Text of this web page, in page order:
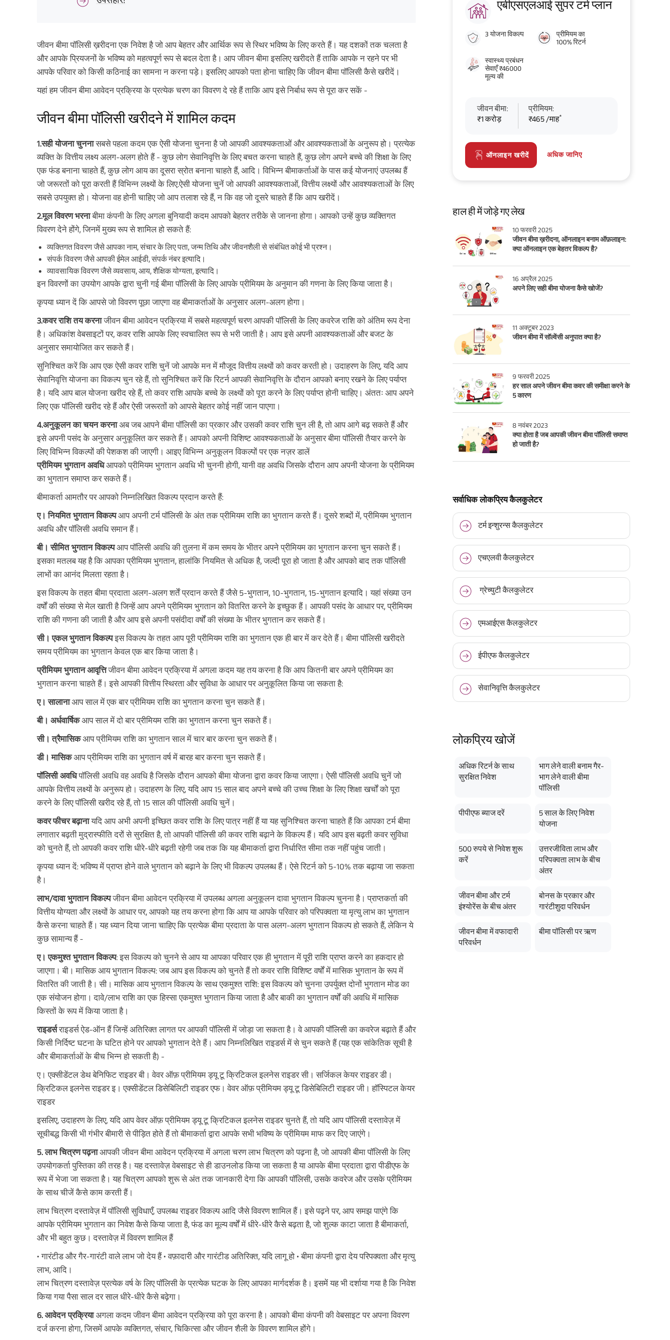
जीवन बीमा पॉलिसी ख़रीदना एक निवेश है जो आप बेहतर और आर्थिक रूप से स्थिर भविष्य के लिए करते हैं। यह दशकों तक चलता है
और आपके प्रियजनों के भविष्य को महत्वपूर्ण रूप से बदल देता है। आप जीवन बीमा इसलिए खरीदते हैं ताकि आपके न रहने पर भी
आपके परिवार को किसी कठिनाई का सामना न करना पड़े। इसलिए आपको पता होना चाहिए कि जीवन बीमा पॉलिसी कैसे खरीदें।
यहां हम जीवन बीमा आवेदन प्रक्रिया के प्रत्येक चरण का विवरण दे रहे हैं ताकि आप इसे निर्बाध रूप से पूरा कर सकें -
जीवन बीमा पॉलिसी खरीदने में शामिल कदम
1.सही योजना चुननासबसे पहला कदम एक ऐसी योजना चुनना है जो आपकी आवश्यकताओं और आवश्यकताओं के अनुरूप हो। प्रत्येक
व्यक्ति के वित्तीय लक्ष्य अलग-अलग होते हैं - कुछ लोग सेवानिवृत्ति के लिए बचत करना चाहते हैं, कुछ लोग अपने बच्चे की शिक्षा के लिए
एक फंड बनाना चाहते हैं, कुछ लोग आय का दूसरा स्रोत बनाना चाहते हैं, आदि। विभिन्न बीमाकर्ताओं के पास कई योजनाएं उपलब्ध हैं
जो जरूरतों को पूरा करती हैं विभिन्न लक्ष्यों के लिए.ऐसी योजना चुनें जो आपकी आवश्यकताओं, वित्तीय लक्ष्यों और आवश्यकताओं के लिए
सबसे उपयुक्त हो। योजना वह होनी चाहिए जो आप तलाश रहे हैं, न कि वह जो दूसरे चाहते हैं कि आप खरीदें।
2.मूल विवरण भरनाबीमा कंपनी के लिए अगला बुनियादी कदम आपको बेहतर तरीके से जानना होगा। आपको उन्हें कुछ व्यक्तिगत
विवरण देने होंगे, जिनमें मुख्य रूप से शामिल हो सकते हैं:
व्यक्तिगत विवरण जैसे आपका नाम, संचार के लिए पता, जन्म तिथि और जीवनशैली से संबंधित कोई भी प्रश्न।
संपर्क विवरण जैसे आपकी ईमेल आईडी, संपर्क नंबर इत्यादि।
व्यावसायिक विवरण जैसे व्यवसाय, आय, शैक्षिक योग्यता, इत्यादि।
इन विवरणों का उपयोग आपके द्वारा चुनी गई बीमा पॉलिसी के लिए आपके प्रीमियम के अनुमान की गणना के लिए किया जाता है।
कृपया ध्यान दें कि आपसे जो विवरण पूछा जाएगा वह बीमाकर्ताओं के अनुसार अलग-अलग होगा।
3.कवर राशि तय करनाजीवन बीमा आवेदन प्रक्रिया में सबसे महत्वपूर्ण चरण आपकी पॉलिसी के लिए कवरेज राशि को अंतिम रूप देना
है। अधिकांश वेबसाइटों पर, कवर राशि आपके लिए स्वचालित रूप से भरी जाती है। आप इसे अपनी आवश्यकताओं और बजट के
अनुसार समायोजित कर सकते हैं।
सुनिश्चित करें कि आप एक ऐसी कवर राशि चुनें जो आपके मन में मौजूद वित्तीय लक्ष्यों को कवर करती हो। उदाहरण के लिए, यदि आप
सेवानिवृत्ति योजना का विकल्प चुन रहे हैं, तो सुनिश्चित करें कि रिटर्न आपकी सेवानिवृत्ति के दौरान आपको बनाए रखने के लिए पर्याप्त
है। यदि आप बाल योजना खरीद रहे हैं, तो कवर राशि आपके बच्चे के लक्ष्यों को पूरा करने के लिए पर्याप्त होनी चाहिए। अंततः आप अपने
लिए एक पॉलिसी खरीद रहे हैं और ऐसी जरूरतों को आपसे बेहतर कोई नहीं जान पाएगा।
4.अनुकूलन का चयन करनाअब जब आपने बीमा पॉलिसी का प्रकार और उसकी कवर राशि चुन ली है, तो आप आगे बढ़ सकते हैं और
इसे अपनी पसंद के अनुसार अनुकूलित कर सकते हैं। आपको अपनी विशिष्ट आवश्यकताओं के अनुसार बीमा पॉलिसी तैयार करने के
लिए विभिन्न विकल्पों की पेशकश की जाएगी। आइए विभिन्न अनुकूलन विकल्पों पर एक नज़र डालें
प्रीमियम भुगतान अवधिआपको प्रीमियम भुगतान अवधि भी चुननी होगी, यानी वह अवधि जिसके दौरान आप अपनी योजना के प्रीमियम
का भुगतान समाप्त कर सकते हैं।
बीमाकर्ता आमतौर पर आपको निम्नलिखित विकल्प प्रदान करते हैं:
ए। नियमित भुगतान विकल्पआप अपनी टर्म पॉलिसी के अंत तक प्रीमियम राशि का भुगतान करते हैं। दूसरे शब्दों में, प्रीमियम भुगतान
अवधि और पॉलिसी अवधि समान हैं।
बी। सीमित भुगतान विकल्पआप पॉलिसी अवधि की तुलना में कम समय के भीतर अपने प्रीमियम का भुगतान करना चुन सकते हैं।
इसका मतलब यह है कि आपका प्रीमियम भुगतान, हालांकि नियमित से अधिक है, जल्दी पूरा हो जाता है और आपको बाद तक पॉलिसी
लाभों का आनंद मिलता रहता है।
इस विकल्प के तहत बीमा प्रदाता अलग-अलग शर्तें प्रदान करते हैं जैसे 5-भुगतान, 10-भुगतान, 15-भुगतान इत्यादि। यहां संख्या उन
वर्षों की संख्या से मेल खाती है जिन्हें आप अपने प्रीमियम भुगतान को वितरित करने के इच्छुक हैं। आपकी पसंद के आधार पर, प्रीमियम
राशि की गणना की जाती है और आप इसे अपनी पसंदीदा वर्षों की संख्या के भीतर भुगतान कर सकते हैं।
सी। एकल भुगतान विकल्पइस विकल्प के तहत आप पूरी प्रीमियम राशि का भुगतान एक ही बार में कर देते हैं। बीमा पॉलिसी खरीदते
समय प्रीमियम का भुगतान केवल एक बार किया जाता है।
प्रीमियम भुगतान आवृत्तिजीवन बीमा आवेदन प्रक्रिया में अगला कदम यह तय करना है कि आप कितनी बार अपने प्रीमियम का
भुगतान करना चाहते हैं। इसे आपकी वित्तीय स्थिरता और सुविधा के आधार पर अनुकूलित किया जा सकता है:
ए। सालानाआप साल में एक बार प्रीमियम राशि का भुगतान करना चुन सकते हैं।
बी। अर्धवार्षिकआप साल में दो बार प्रीमियम राशि का भुगतान करना चुन सकते हैं।
सी। त्रैमासिकआप प्रीमियम राशि का भुगतान साल में चार बार करना चुन सकते हैं।
डी। मासिकआप प्रीमियम राशि का भुगतान वर्ष में बारह बार करना चुन सकते हैं।
पॉलिसी अवधिपॉलिसी अवधि वह अवधि है जिसके दौरान आपको बीमा योजना द्वारा कवर किया जाएगा। ऐसी पॉलिसी अवधि चुनें जो
आपके वित्तीय लक्ष्यों के अनुरूप हो। उदाहरण के लिए, यदि आप 15 साल बाद अपने बच्चे की उच्च शिक्षा के लिए शिक्षा खर्चों को पूरा
करने के लिए पॉलिसी खरीद रहे हैं, तो 15 साल की पॉलिसी अवधि चुनें।
कवर फीचर बढ़ानायदि आप अभी अपनी इच्छित कवर राशि के लिए पात्र नहीं हैं या यह सुनिश्चित करना चाहते हैं कि आपका टर्म बीमा
लगातार बढ़ती मुद्रास्फीति दरों से सुरक्षित है, तो आपकी पॉलिसी की कवर राशि बढ़ाने के विकल्प हैं। यदि आप इस बढ़ती कवर सुविधा
को चुनते हैं, तो आपकी कवर राशि धीरे-धीरे बढ़ती रहेगी जब तक कि यह बीमाकर्ता द्वारा निर्धारित सीमा तक नहीं पहुंच जाती।
कृपया ध्यान दें: भविष्य में प्राप्त होने वाले भुगतान को बढ़ाने के लिए भी विकल्प उपलब्ध हैं। ऐसे रिटर्न को 5-10% तक बढ़ाया जा सकता
है।
लाभ/दावा भुगतान विकल्पजीवन बीमा आवेदन प्रक्रिया में उपलब्ध अगला अनुकूलन दावा भुगतान विकल्प चुनना है। प्राप्तकर्ता की
वित्तीय योग्यता और लक्ष्यों के आधार पर, आपको यह तय करना होगा कि आप या आपके परिवार को परिपक्वता या मृत्यु लाभ का भुगतान
कैसे करना चाहते हैं। यह ध्यान दिया जाना चाहिए कि प्रत्येक बीमा प्रदाता के पास अलग-अलग भुगतान विकल्प हो सकते हैं, लेकिन ये
कुछ सामान्य हैं -
ए। एकमुश्त भुगतान विकल्प: इस विकल्प को चुनने से आप या आपका परिवार एक ही भुगतान में पूरी राशि प्राप्त करने का हकदार हो
जाएगा। बी। मासिक आय भुगतान विकल्प: जब आप इस विकल्प को चुनते हैं तो कवर राशि विशिष्ट वर्षों में मासिक भुगतान के रूप में
वितरित की जाती है। सी। मासिक आय भुगतान विकल्प के साथ एकमुश्त राशि: इस विकल्प को चुनना उपर्युक्त दोनों भुगतान मोड का
एक संयोजन होगा। दावे/लाभ राशि का एक हिस्सा एकमुश्त भुगतान किया जाता है और बाकी का भुगतान वर्षों की अवधि में मासिक
किस्तों के रूप में किया जाता है।
राइडर्सराइडर्स ऐड-ऑन हैं जिन्हें अतिरिक्त लागत पर आपकी पॉलिसी में जोड़ा जा सकता है। वे आपकी पॉलिसी का कवरेज बढ़ाते हैं और
किसी निर्दिष्ट घटना के घटित होने पर आपको भुगतान देते हैं। आप निम्नलिखित राइडर्स में से चुन सकते हैं (यह एक सांकेतिक सूची है
और बीमाकर्ताओं के बीच भिन्न हो सकती है) -
ए। एक्सीडेंटल डेथ बेनिफिट राइडर बी। वेवर ऑफ़ प्रीमियम ड्यू टू क्रिटिकल इलनेस राइडर सी। सर्जिकल केयर राइडर डी।
क्रिटिकल इलनेस राइडर इ। एक्सीडेंटल डिसेबिलिटी राइडर एफ। वेवर ऑफ़ प्रीमियम ड्यू टू डिसेबिलिटी राइडर जी। हॉस्पिटल केयर
राइडर
इसलिए, उदाहरण के लिए, यदि आप वेवर ऑफ़ प्रीमियम ड्यू टू क्रिटिकल इलनेस राइडर चुनते हैं, तो यदि आप पॉलिसी दस्तावेज़ में
सूचीबद्ध किसी भी गंभीर बीमारी से पीड़ित होते हैं तो बीमाकर्ता द्वारा आपके सभी भविष्य के प्रीमियम माफ कर दिए जाएंगे।
5. लाभ चित्रण पढ़नाआपकी जीवन बीमा आवेदन प्रक्रिया में अगला चरण लाभ चित्रण को पढ़ना है, जो आपकी बीमा पॉलिसी के लिए
उपयोगकर्ता पुस्तिका की तरह है। यह दस्तावेज़ वेबसाइट से ही डाउनलोड किया जा सकता है या आपके बीमा प्रदाता द्वारा पीडीएफ के
रूप में भेजा जा सकता है। यह चित्रण आपको शुरू से अंत तक जानकारी देगा कि आपकी पॉलिसी, उसके कवरेज और उसके प्रीमियम
के साथ चीजें कैसे काम करती हैं।
लाभ चित्रण दस्तावेज़ में पॉलिसी सुविधाएँ, उपलब्ध राइडर विकल्प आदि जैसे विवरण शामिल हैं। इसे पढ़ने पर, आप समझ पाएंगे कि
आपके प्रीमियम भुगतान का निवेश कैसे किया जाता है, फंड का मूल्य वर्षों में धीरे-धीरे कैसे बढ़ता है, जो शुल्क काटा जाता है बीमाकर्ता,
और भी बहुत कुछ। दस्तावेज़ में विवरण शामिल हैं
• गारंटीड और गैर-गारंटी वाले लाभ जो देय हैं • वफ़ादारी और गारंटीड अतिरिक्त, यदि लागू हो • बीमा कंपनी द्वारा देय परिपक्वता और मृत्यु
लाभ, आदि।
लाभ चित्रण दस्तावेज़ प्रत्येक वर्ष के लिए पॉलिसी के प्रत्येक घटक के लिए आपका मार्गदर्शक है। इसमें यह भी दर्शाया गया है कि निवेश
किया गया पैसा साल दर साल धीरे-धीरे कैसे बढ़ेगा।
6. आवेदन प्रक्रियाअगला कदम जीवन बीमा आवेदन प्रक्रिया को पूरा करना है। आपको बीमा कंपनी की वेबसाइट पर अपना विवरण
दर्ज करना होगा, जिसमें आपके व्यक्तिगत, संचार, चिकित्सा और जीवन शैली के विवरण शामिल होंगे।
एबीएसएलआई सुपर टर्म प्लान
3 योजना विकल्प
प्रीमियम का
100% रिटर्न
स्वास्थ्य प्रबंधन
सेवाएँ ₹46000
मूल्य की
जीवन बीमा:
₹1 करोड़
प्रीमियम:
₹465 /माह*
ऑनलाइन खरीदें अधिक जानिए
हाल ही में जोड़े गए लेख
10 फरवरी 2025
जीवन बीमा ख़रीदना, ऑनलाइन बनाम ऑफ़लाइन:
क्या ऑनलाइन एक बेहतर विकल्प है?
16 अप्रैल 2025
अपने लिए सही बीमा योजना कैसे खोजें?
11 अक्टूबर 2023
जीवन बीमा में सॉल्वेंसी अनुपात क्या है?
9 फरवरी 2025
हर साल अपने जीवन बीमा कवर की समीक्षा करने के
5 कारण
8 नवंबर 2023
क्या होता है जब आपकी जीवन बीमा पॉलिसी समाप्त
हो जाती है?
सर्वाधिक लोकप्रिय कैलकुलेटर
टर्म इन्शुरन्स कैलकुलेटर
एचएलवी कैलकुलेटर
ग्रेच्युटी कैलकुलेटर
एमआईएस कैलकुलेटर
ईपीएफ कैलकुलेटर
सेवानिवृत्ति कैलकुलेटर
लोकप्रिय खोजें
अधिक रिटर्न के साथ
सुरक्षित निवेश
भाग लेने वाली बनाम गैर-
भाग लेने वाली बीमा
पॉलिसी
पीपीएफ ब्याज दरें
5 साल के लिए निवेश
योजना
500 रुपये से निवेश शुरू
करें
उत्तरजीविता लाभ और
परिपक्वता लाभ के बीच
अंतर
जीवन बीमा और टर्म
इंश्योरेंस के बीच अंतर
बोनस के प्रकार और
गारंटीशुदा परिवर्धन
जीवन बीमा में वफादारी
परिवर्धन
बीमा पॉलिसी पर ऋण